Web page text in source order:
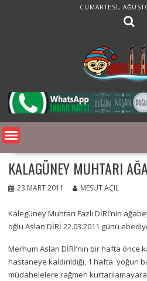
CUMARTESI,
KALAGÜNEY MUHTARI
23 MART 2011 MESUT AÇIL
Kalegüney Muhtarı Fazlı DİRİ’nin
oğlu Aslan DİRİ 22.03.2011 günü
Merhum Aslan DİRİ’nin bir hafta önce
hastaneye kaldırıldığı, 1 hafta yoğun
müdahelelere rağmen